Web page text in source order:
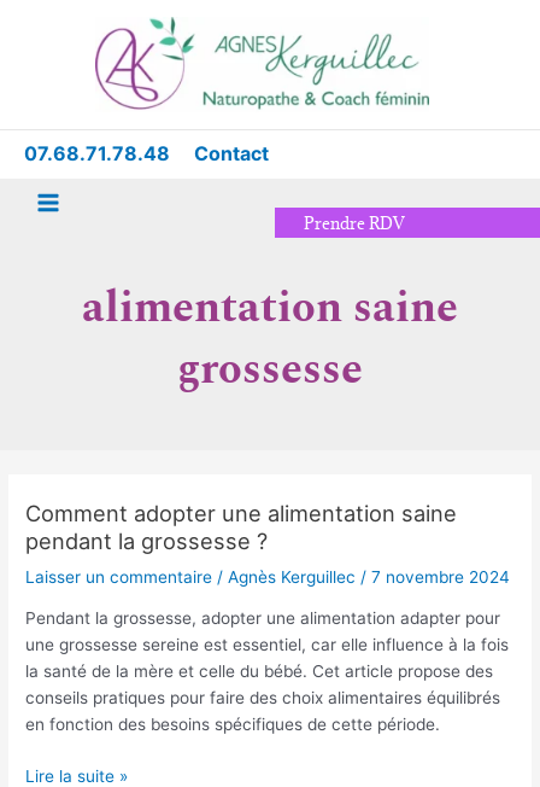
07.68.71.78.48 Contact
Menu
Prendre RDV
alimentation saine
grossesse
Comment adopter une alimentation saine
pendant la grossesse ?
Laisser un commentaire /Agnès Kerguillec /7 novembre 2024
Pendant la grossesse, adopter une alimentation adapter pour
une grossesse sereine est essentiel, car elle influence à la fois
la santé de la mère et celle du bébé. Cet article propose des
conseils pratiques pour faire des choix alimentaires équilibrés
en fonction des besoins spécifiques de cette période.
Comment
adopter
saine
pendant
la
grossesse
?
Lire la suite »